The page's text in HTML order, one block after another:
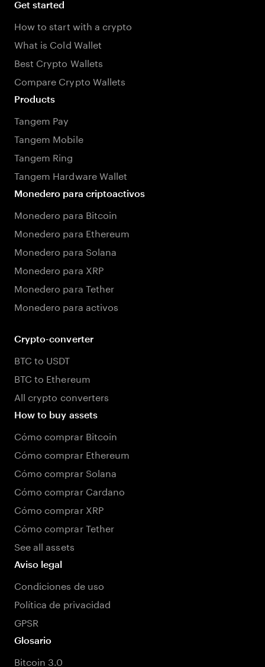
Get started
How to start with a crypto
What is Cold Wallet
Best Crypto Wallets
Compare Crypto Wallets
Products
Tangem Pay
Tangem Mobile
Tangem Ring
Tangem Hardware Wallet
Monedero para criptoactivos
Monedero para Bitcoin
Monedero para Ethereum
Monedero para Solana
Monedero para XRP
Monedero para Tether
Monedero para activos
Crypto-converter
BTC to USDT
BTC to Ethereum
All crypto converters
How to buy assets
Cómo comprar Bitcoin
Cómo comprar Ethereum
Cómo comprar Solana
Cómo comprar Cardano
Cómo comprar XRP
Cómo comprar Tether
See all assets
Aviso legal
Condiciones de uso
Política de privacidad
GPSR
Glosario
Bitcoin 3.0